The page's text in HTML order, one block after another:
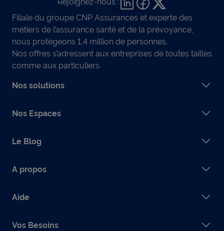
Filiale du groupe CNP Assurances et experte des
métiers de l’assurance santé et de la prévoyance,
nous protégeons 1,4 million de personnes.
Nos offres s’adressent aux entreprises de toutes tailles
comme aux particuliers.
Nos solutions
Nos Espaces
Le Blog
A propos
Aide
Vos Besoins